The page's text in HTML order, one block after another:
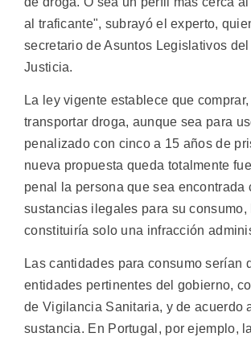
al traficante", subrayó el experto,
secretario de Asuntos Legislativos
Justicia.
La ley vigente establece que
transportar droga, aunque sea para
penalizado con cinco a 15 años de
nueva propuesta queda totalmente
penal la persona que sea encontrada
sustancias ilegales para su consumo,
constituiría solo una infracción
Las cantidades para consumo serían
entidades pertinentes del gobierno,
de Vigilancia Sanitaria, y de acuerdo
sustancia. En Portugal, por ejemplo,